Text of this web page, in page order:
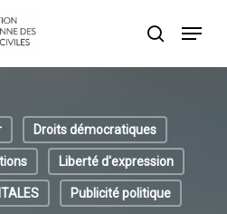
recherche
Menu
Droits démocratiques
Liberté d'expression
Publicité politique